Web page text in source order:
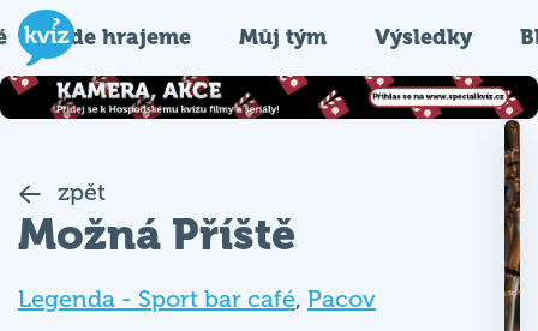
Kde hrajeme Můj tým Výsledky
zpět
Možná Příště
Legenda - Sport bar café, Pacov